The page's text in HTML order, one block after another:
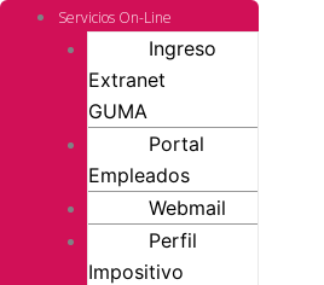
contenido
Servicios On-Line
Ingreso
Extranet
GUMA
Portal
Empleados
Webmail
Perfil
Impositivo